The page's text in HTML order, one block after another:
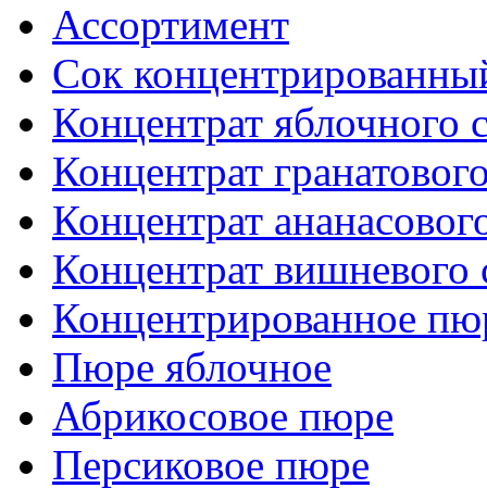
Ассортимент
Сок
Концентрат яблочного
Концентрат
Концентрат
Концентрат вишневого
Концентрированное
Пюре яблочное
Абрикосовое пюре
Персиковое пюре